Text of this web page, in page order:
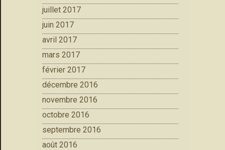
juillet 2017
juin 2017
avril 2017
mars 2017
février 2017
décembre 2016
novembre 2016
octobre 2016
septembre 2016
août 2016